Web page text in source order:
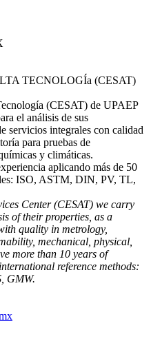
TECNOLOGÍa (CESAT)
(CESAT) de UPAEP
el análisis de sus
servicios integrales con calidad
para pruebas de
y climáticas.
aplicando más de 50
ISO, ASTM, DIN, PV, TL,
Center (CESAT) we carry
of their properties, as a
quality in metrology,
mechanical, physical,
more than 10 years of
reference methods:
GMW.